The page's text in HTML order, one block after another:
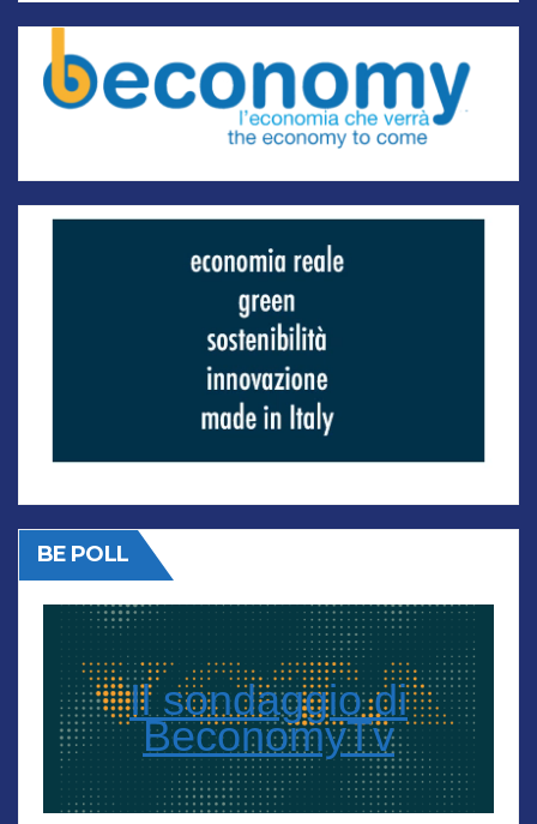
BE POLL
Il sondaggio di
BeconomyTv